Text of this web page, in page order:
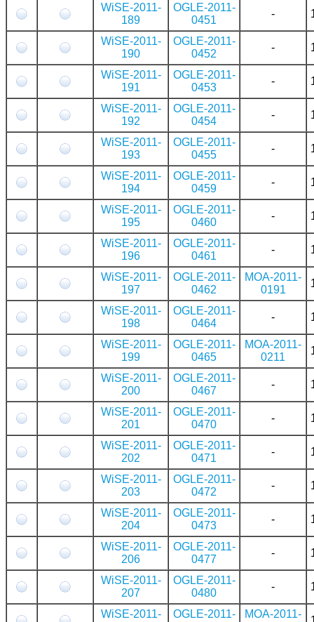
WiSE-2011-
189
OGLE-2011-
0451
-
WiSE-2011-
190
OGLE-2011-
0452
-
WiSE-2011-
191
OGLE-2011-
0453
-
WiSE-2011-
192
OGLE-2011-
0454
-
WiSE-2011-
193
OGLE-2011-
0455
-
WiSE-2011-
194
OGLE-2011-
0459
-
WiSE-2011-
195
OGLE-2011-
0460
-
WiSE-2011-
196
OGLE-2011-
0461
-
WiSE-2011-
197
OGLE-2011-
0462
MOA-2011-
0191
WiSE-2011-
198
OGLE-2011-
0464
-
WiSE-2011-
199
OGLE-2011-
0465
MOA-2011-
0211
WiSE-2011-
200
OGLE-2011-
0467
-
WiSE-2011-
201
OGLE-2011-
0470
-
WiSE-2011-
202
OGLE-2011-
0471
-
WiSE-2011-
203
OGLE-2011-
0472
-
WiSE-2011-
204
OGLE-2011-
0473
-
WiSE-2011-
206
OGLE-2011-
0477
-
WiSE-2011-
207
OGLE-2011-
0480
-
WiSE-2011-
OGLE-2011-
MOA-2011-